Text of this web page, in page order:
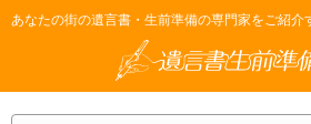
あなたの街の遺言書・生前準備の専門家をご紹介